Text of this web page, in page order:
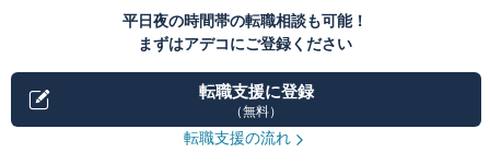
平日夜の時間帯の転職相談も可能！
まずはアデコにご登録ください
転職支援に登録
（無料）
転職支援の流れ